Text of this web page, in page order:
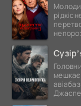
мешкає